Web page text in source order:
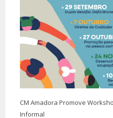
CM Amadora Promove
Informal